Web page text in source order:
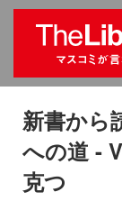
新書から
への道 -
克つ